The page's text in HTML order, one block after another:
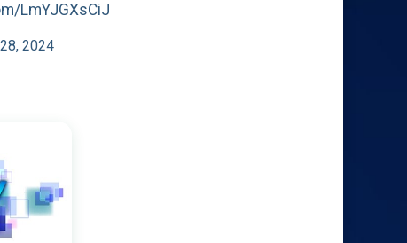
LmYJGXsCiJ
2024